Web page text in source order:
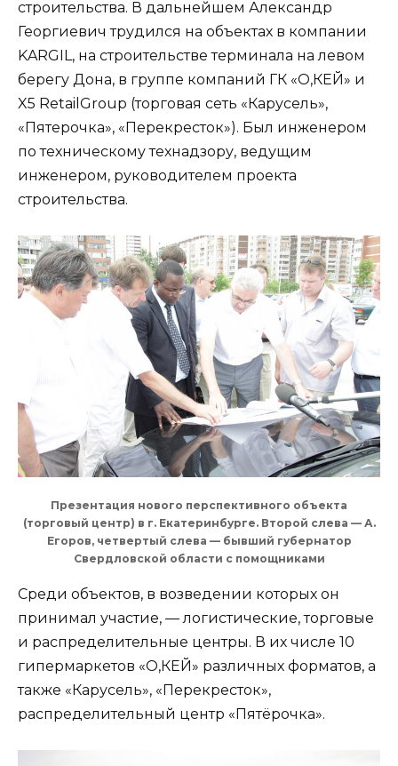
строительства. В дальнейшем Александр
Георгиевич трудился на объектах в компании
KARGIL, на строительстве терминала на левом
берегу Дона, в группе компаний ГК «О,КЕЙ» и
X5 RetailGroup (торговая сеть «Карусель»,
«Пятерочка», «Перекресток»). Был инженером
по техническому технадзору, ведущим
инженером, руководителем проекта
строительства.
Презентация нового перспективного объекта
(торговый центр) в г. Екатеринбурге. Второй слева — А.
Егоров, четвертый слева — бывший губернатор
Свердловской области с помощниками
Среди объектов, в возведении которых он
принимал участие, — логистические, торговые
и распределительные центры. В их числе 10
гипермаркетов «О,КЕЙ» различных форматов, а
также «Карусель», «Перекресток»,
распределительный центр «Пятёрочка».